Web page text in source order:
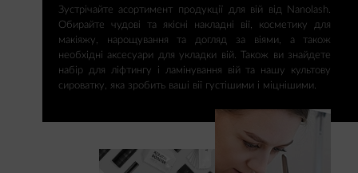
Зустрічайте асортимент продукції для вій від Nanolash.
Обирайте чудові та якісні накладні вії, косметику для
макіяжу, нарощування та догляд за віями, а також
необхідні аксесуари для укладки вій. Також ви знайдете
набір для ліфтингу і ламінування вій та нашу культову
сироватку, яка зробить ваші вії густішими і міцнішими.